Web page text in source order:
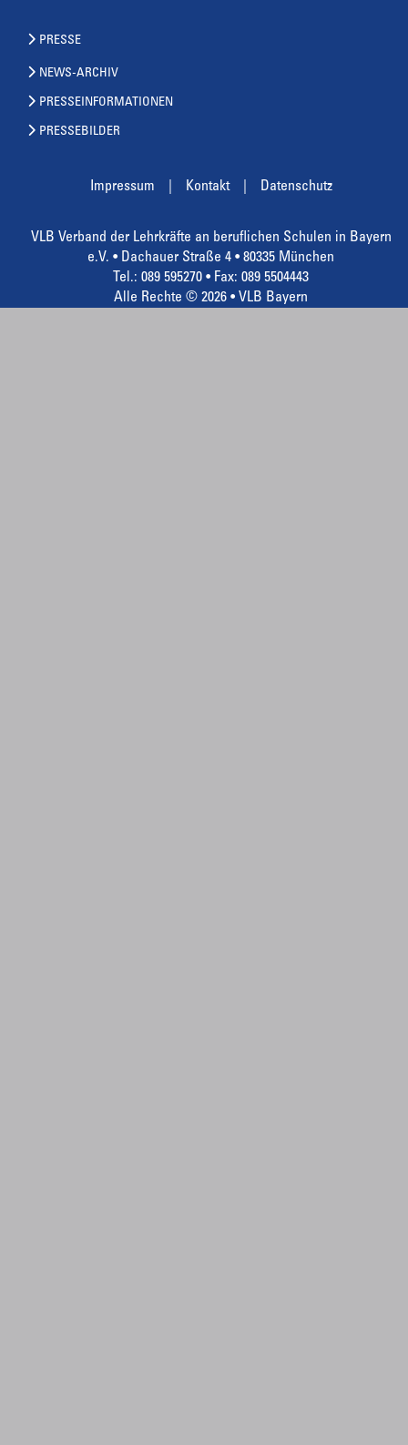
PRESSE
NEWS-ARCHIV
PRESSEINFORMATIONEN
PRESSEBILDER
Impressum Kontakt Datenschutz
VLB Verband der Lehrkräfte an beruflichen Schulen in Bayern
e.V. • Dachauer Straße 4 • 80335 München
Tel.: 089 595270 • Fax: 089 5504443
Alle Rechte © 2026 • VLB Bayern